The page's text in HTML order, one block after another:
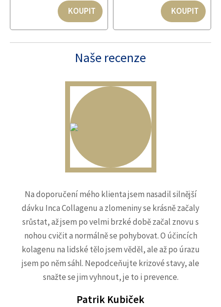
KOUPIT KOUPIT
Naše recenze
Na doporučení mého klienta jsem nasadil silnější
dávku Inca Collagenu a zlomeniny se krásně začaly
srůstat, až jsem po velmi brzké době začal znovu s
nohou cvičit a normálně se pohybovat. O účincích
kolagenu na lidské tělo jsem věděl, ale až po úrazu
jsem po něm sáhl. Nepodceňujte krizové stavy, ale
snažte se jim vyhnout, je to i prevence.
Patrik Kubiček